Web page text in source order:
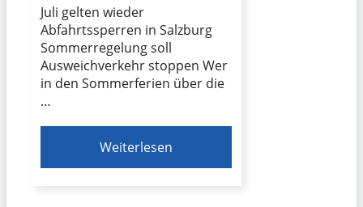
Juli gelten wieder
Abfahrtssperren in Salzburg
Sommerregelung soll
Ausweichverkehr stoppen Wer
in den Sommerferien über die
…
Weiterlesen